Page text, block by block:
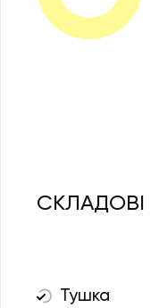
СКЛАДОВІ
Тушка